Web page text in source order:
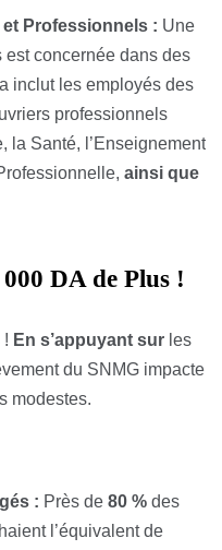
Professionnels : Une
concernée dans des
inclut les employés des
professionnels
la Santé, l’Enseignement
ainsi que
DA de Plus !
! En s’appuyant sur les
du SNMG impacte
modestes.
: Près de 80 % des
l’équivalent de